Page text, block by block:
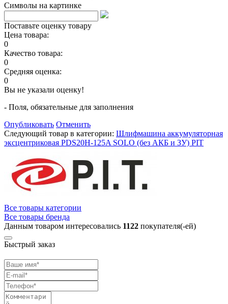
Символы на картинке
Поставьте оценку товару
Цена товара:
0
Качество товара:
0
Средняя оценка:
0
Вы не указали оценку!
- Поля, обязательные для заполнения
Опубликовать Отменить
Следующий товар в категории: Шлифмашина аккумуляторная
эксцентриковая PDS20H-125A SOLO (без АКБ и ЗУ) PIT
Все товары категории
Все товары бренда
Данным товаром интересовались 1122 покупателя(-ей)
Быстрый заказ